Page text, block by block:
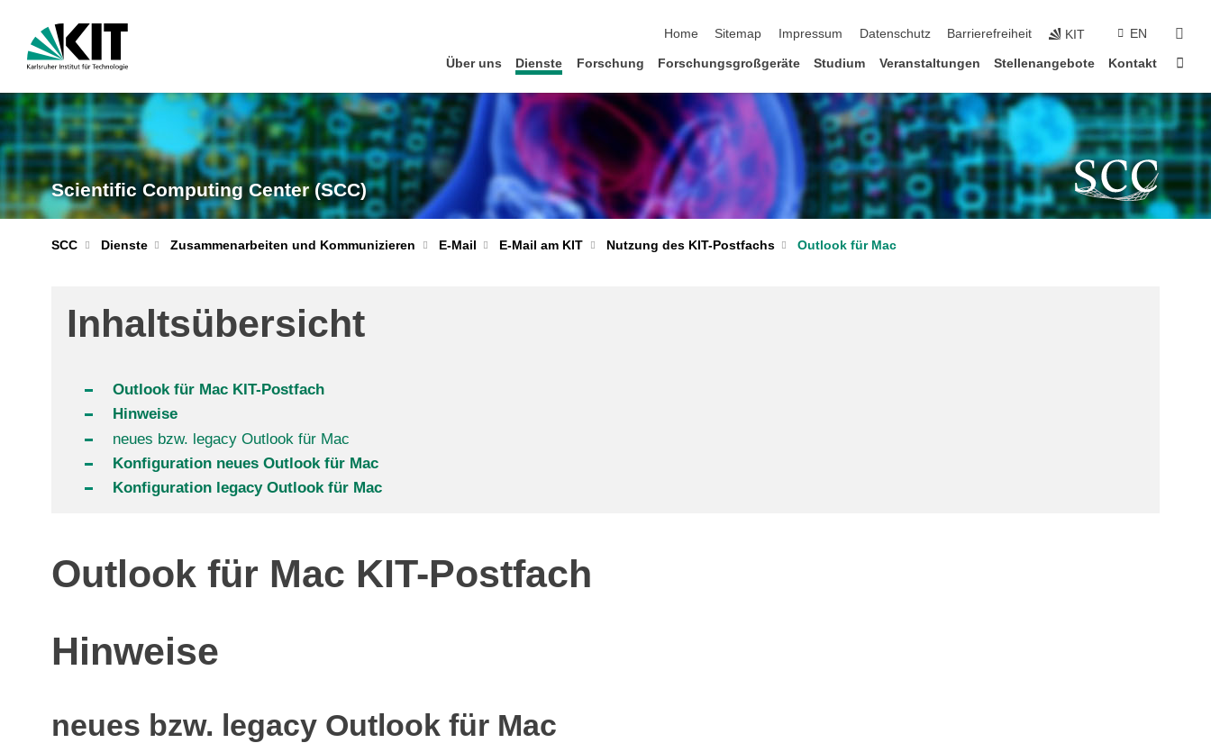
Home
Sitemap Impressum Datenschutz Barrierefreiheit KIT EN
Über uns Dienste Forschung Forschungsgroßgeräte Studium Veranstaltungen Stellenangebote Kontakt
Scientific Computing Center (SCC)
SCC Dienste Zusammenarbeiten und Kommunizieren E-Mail E-Mail am KIT Nutzung des KIT-Postfachs Outlook für Mac
Inhaltsübersicht
Outlook für Mac KIT-Postfach
Hinweise
neues bzw. legacy Outlook für Mac
Konfiguration neues Outlook für Mac
Konfiguration legacy Outlook für Mac
Outlook für Mac KIT-Postfach
Hinweise
neues bzw. legacy Outlook für Mac